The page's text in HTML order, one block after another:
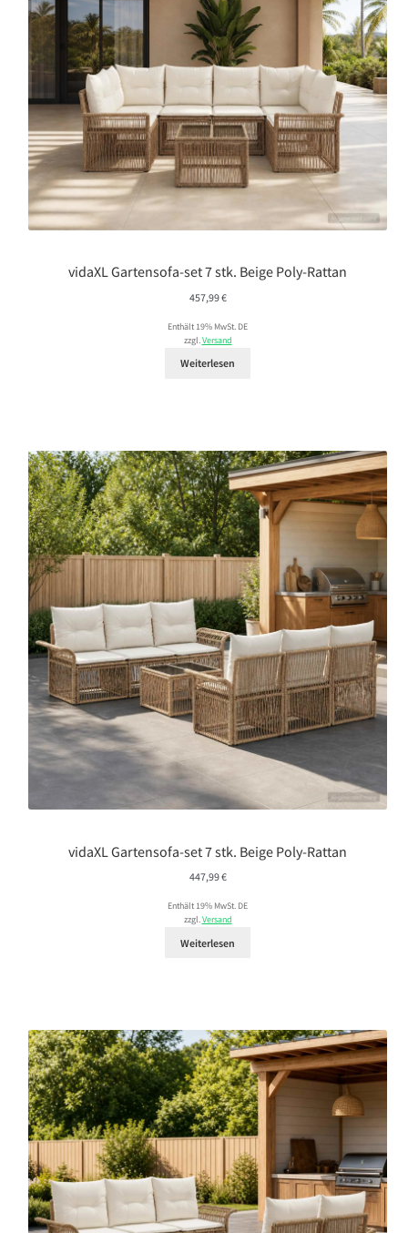
vidaXL Gartensofa-set 7 stk. Beige Poly-Rattan
457,99€
Enthält 19% MwSt. DE
zzgl.Versand
Weiterlesen
vidaXL Gartensofa-set 7 stk. Beige Poly-Rattan
447,99€
Enthält 19% MwSt. DE
zzgl.Versand
Weiterlesen